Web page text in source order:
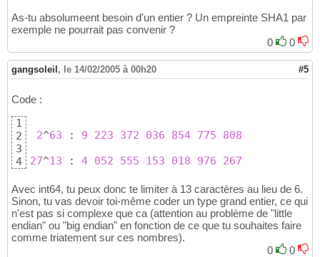
As-tu absolumeent besoin d'un entier ? Un empreinte SHA1 par
exemple ne pourrait pas convenir ?
0
0
gangsoleil, le 14/02/2005 à 00h20 #5
Code :
1
2
3
4
2^63 : 9 223 372 036 854 775
808
27^13 : 4 052 555 153 01 8 976 267
Avec int64, tu peux donc te limiter à 13 caractères au lieu de 6.
Sinon, tu vas devoir toi-même coder un type grand entier, ce qui
n'est pas si complexe que ca (attention au problème de "little
endian" ou "big endian" en fonction de ce que tu souhaites faire
comme triatement sur ces nombres).
0
0